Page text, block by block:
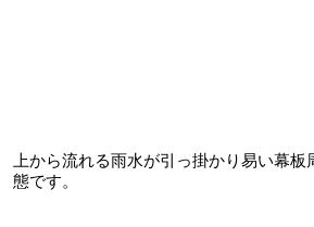
上から流れる雨水が引っ掛かり易い幕
態です。